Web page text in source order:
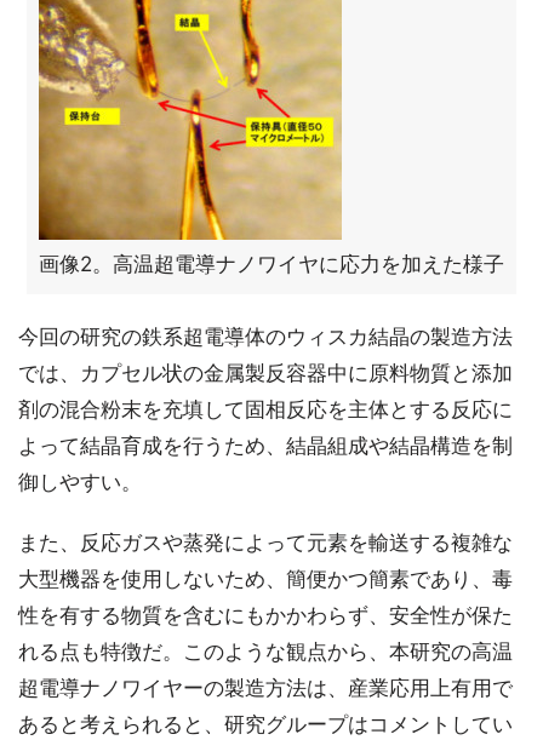
画像2。高温超電導ナノワイヤに応力を加えた様子
今回の研究の鉄系超電導体のウィスカ結晶の製造方法
では、カプセル状の金属製反容器中に原料物質と添加
剤の混合粉末を充填して固相反応を主体とする反応に
よって結晶育成を行うため、結晶組成や結晶構造を制
御しやすい。
また、反応ガスや蒸発によって元素を輸送する複雑な
大型機器を使用しないため、簡便かつ簡素であり、毒
性を有する物質を含むにもかかわらず、安全性が保た
れる点も特徴だ。このような観点から、本研究の高温
超電導ナノワイヤーの製造方法は、産業応用上有用で
あると考えられると、研究グループはコメントしてい